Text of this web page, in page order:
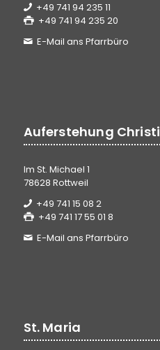
+49 741 94 235 11
+49 741 94 235 20
E-Mail ans Pfarrbüro
Auferstehung Christi
Im St. Michael 1
78628 Rottweil
+49 741 15 08 2
+49 741 17 55 01 8
E-Mail ans Pfarrbüro
St. Maria